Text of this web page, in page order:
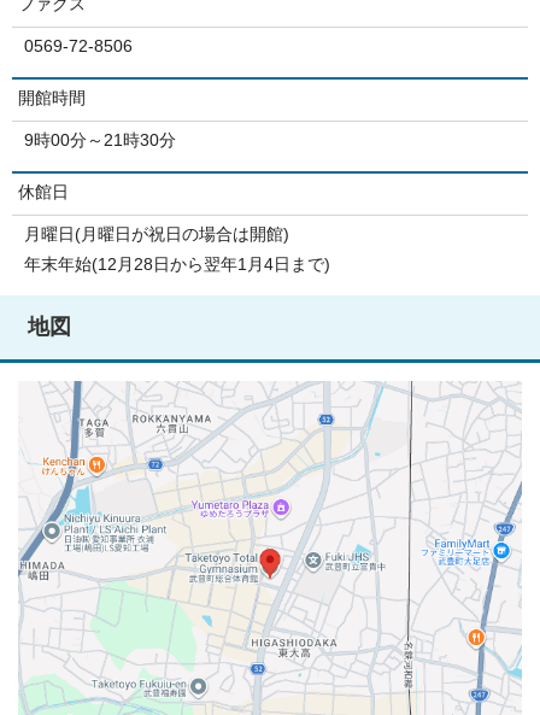
0569-72-8506
開館時間
9時00分～21時30分
休館日
月曜日(月曜日が祝日の場合は開館)
年末年始(12月28日から翌年1月4日まで)
地図